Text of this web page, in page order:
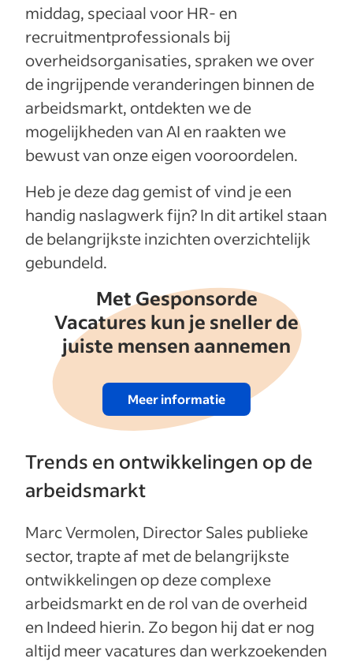
middag, speciaal voor HR- en
recruitmentprofessionals bij
overheidsorganisaties, spraken we over
de ingrijpende veranderingen binnen de
arbeidsmarkt, ontdekten we de
mogelijkheden van AI en raakten we
bewust van onze eigen vooroordelen.
Heb je deze dag gemist of vind je een
handig naslagwerk fijn? In dit artikel staan
de belangrijkste inzichten overzichtelijk
gebundeld.
Met Gesponsorde
Vacatures kun je sneller de
juiste mensen aannemen
Meer informatie
Trends en ontwikkelingen op de
arbeidsmarkt
Marc Vermolen, Director Sales publieke
sector, trapte af met de belangrijkste
ontwikkelingen op deze complexe
arbeidsmarkt en de rol van de overheid
en Indeed hierin. Zo begon hij dat er nog
altijd meer vacatures dan werkzoekenden